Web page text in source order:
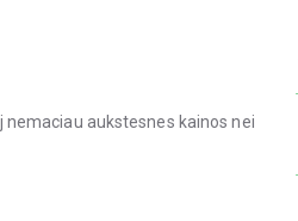
nemaciau aukstesnes kainos nei